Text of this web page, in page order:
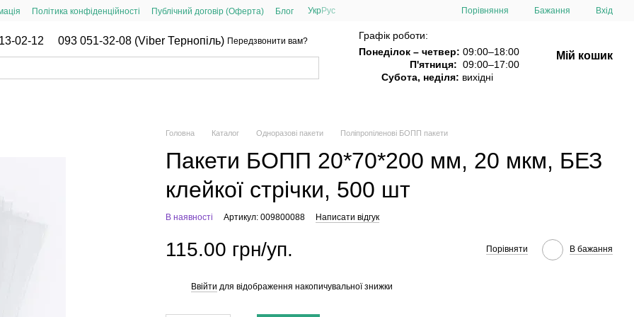
Політика конфіденційності Публічний договір (Оферта) Блог УкрРус Порівняння Бажання Вхід
02-12 093 051-32-08 (Viber Тернопіль) Передзвонити вам?
Графік роботи:
Понеділок – четвер: 09:00–18:00
П'ятниця: 09:00–17:00
Субота, неділя: вихідні
Мій кошик
Головна Каталог Одноразові пакети Поліпропіленові БОПП пакети
Пакети БОПП 20*70*200 мм, 20 мкм, БЕЗ
клейкої стрічки, 500 шт
В наявності Артикул: 009800088 Написати відгук
115.00 грн/уп. Порівняти В бажання
Ввійти для відображення накопичувальної знижки